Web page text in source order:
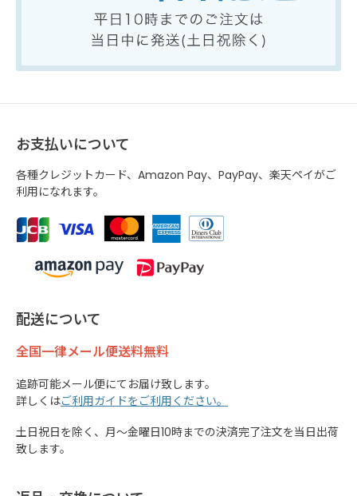
お支払いについて
各種クレジットカード、Amazon Pay、PayPay、楽天ペイがご
利用になれます。
配送について
全国一律メール便送料無料
追跡可能メール便にてお届け致します。
詳しくはご利用ガイドをご利用ください。
土日祝日を除く、月～金曜日10時までの決済完了注文を当日出荷
致します。